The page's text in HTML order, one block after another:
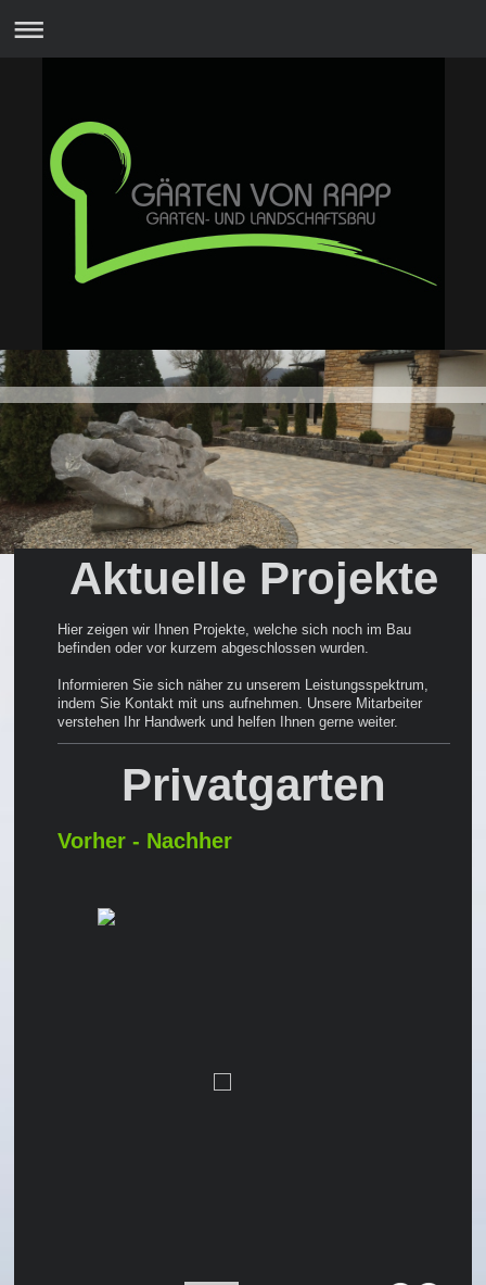
Aktuelle Projekte
Hier zeigen wir Ihnen Projekte, welche sich noch im Bau
befinden oder vor kurzem abgeschlossen wurden.
Informieren Sie sich näher zu unserem Leistungsspektrum,
indem Sie Kontakt mit uns aufnehmen. Unsere Mitarbeiter
verstehen Ihr Handwerk und helfen Ihnen gerne weiter.
Privatgarten
Vorher - Nachher